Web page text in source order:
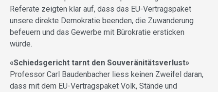
Referate zeigten klar auf, dass das EU-Vertragspaket
unsere direkte Demokratie beenden, die Zuwanderung
befeuern und das Gewerbe mit Bürokratie ersticken
würde.
«Schiedsgericht tarnt den Souveränitätsverlust»
Professor Carl Baudenbacher liess keinen Zweifel daran,
dass mit dem EU-Vertragspaket Volk, Stände und